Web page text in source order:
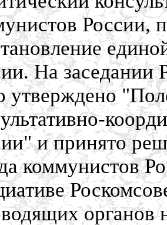
России,
На заседании
утверждено
и принято
коммунистов
органов